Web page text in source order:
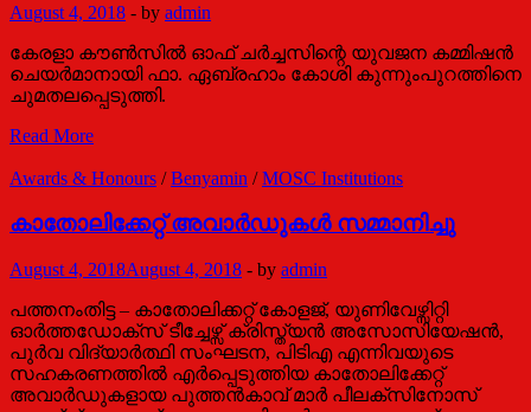
confessions
silly
August 4, 2018 - by admin
കേരളാ കൗൺസിൽ ഓഫ് ചർച്ചസിന്റെ യുവജന കമ്മിഷൻ
ചെയർമാനായി ഫാ. ഏബ്രഹാം കോശി കുന്നുംപുറത്തിനെ
ചുമതലപ്പെടുത്തി.
ഫാ.
കോശി
യുവജന
ചെയർമാന്‍
Read More
Awards & Honours /Benyamin /MOSC Institutions
കാതോലിക്കേറ്റ് അവാര്‍ഡുകള്‍ സമ്മാനിച്ചു
August 4, 2018August 4, 2018 - by admin
പത്തനംതിട്ട – കാതോലിക്കറ്റ് കോളജ്, യുണിവേഴ്സിറ്റി
ഓർത്തഡോക്സ് ടീച്ചേഴ്സ് ക്രിസ്ത്യൻ അസോസിയേഷൻ,
പുർവ വിദ്യാർത്ഥി സംഘടന, പിടിഎ എന്നിവയുടെ
സഹകരണത്തിൽ എർപ്പെടുത്തിയ കാതോലിക്കേറ്റ്
അവാര്‍ഡുകളായ പുത്തൻകാവ് മാർ പീലക്സിനോസ്